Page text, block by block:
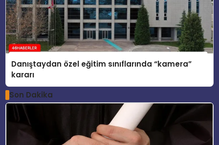
Danıştaydan özel eğitim sınıflarında “kamera”
kararı
Son Dakika